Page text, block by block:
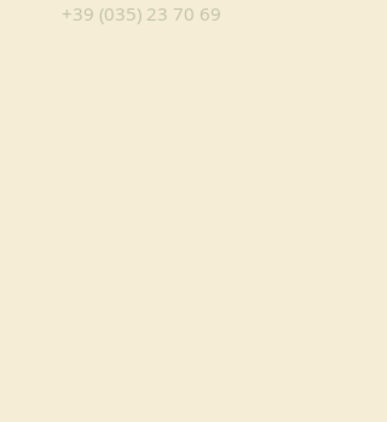
+39 (035) 23 70 69